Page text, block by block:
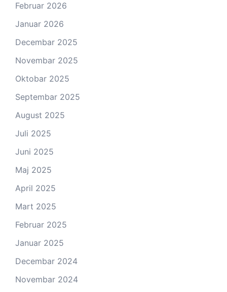
Februar 2026
Januar 2026
Decembar 2025
Novembar 2025
Oktobar 2025
Septembar 2025
August 2025
Juli 2025
Juni 2025
Maj 2025
April 2025
Mart 2025
Februar 2025
Januar 2025
Decembar 2024
Novembar 2024